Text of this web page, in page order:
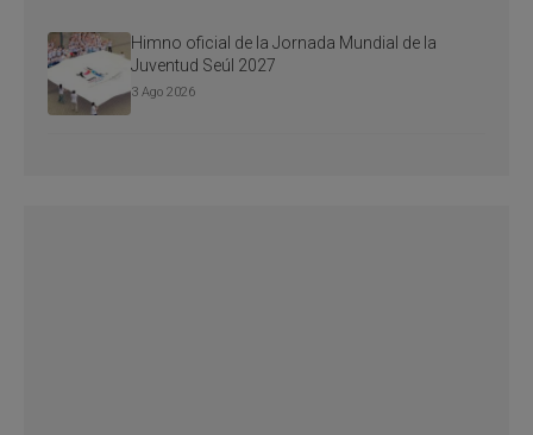
Himno oficial de la Jornada Mundial de la
Juventud Seúl 2027
3 Ago 2026